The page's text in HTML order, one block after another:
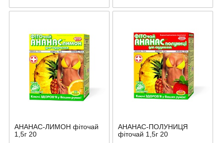
АНАНАС-ЛИМОН фіточай
1,5г 20
АНАНАС-ПОЛУНИЦЯ
фіточай 1,5г 20